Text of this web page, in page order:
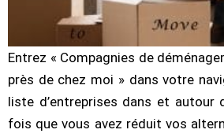
Entrez « Compagnies de
près de chez moi » dans votre
liste d’entreprises dans et autour
fois que vous avez réduit vos